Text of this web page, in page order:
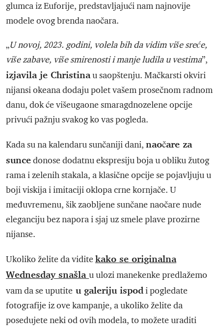
glumca iz Euforije, predstavljajući nam najnovije
modele ovog brenda naočara.
„U novoj, 2023. godini, volela bih da vidim više sreće,
više zabave, više smirenosti i manje ludila u vestima”,
izjavila je Christinau saopštenju. Mačkarsti okviri
nijansi okeana dodaju polet vašem prosečnom radnom
danu, dok će višeugaone smaragdnozelene opcije
privući pažnju svakog ko vas pogleda.
Kada su na kalendaru sunčaniji dani, naočare za
suncedonose dodatnu ekspresiju boja u obliku žutog
rama i zelenih stakala, a klasične opcije se pojavljuju u
boji viskija i imitaciji oklopa crne kornjače. U
međuvremenu, šik zaobljene sunčane naočare nude
eleganciju bez napora i sjaj uz smele plave prozirne
nijanse.
Ukoliko želite da vidite kako se originalna
Wednesday snašla u ulozi manekenke predlažemo
vam da se uputite u galeriju ispodi pogledate
fotografije iz ove kampanje, a ukoliko želite da
posedujete neki od ovih modela, to možete uraditi